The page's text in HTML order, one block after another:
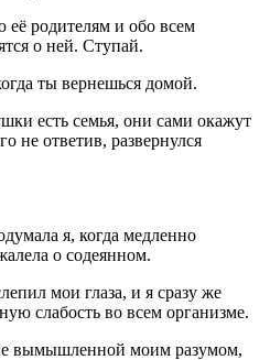
родителям и обо всем
о ней. Ступай.
ты вернешься домой.
есть семья, они сами окажут
не ответив, развернулся
я, когда медленно
о содеянном.
мои глаза, и я сразу же
слабость во всем организме.
вымышленной моим разумом,